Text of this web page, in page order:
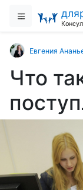
Евгения
Что